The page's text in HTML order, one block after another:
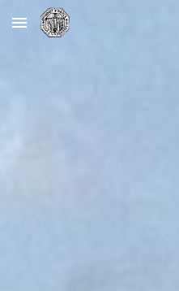
Skip to main content